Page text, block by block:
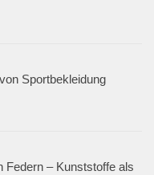
Sportbekleidung
Federn – Kunststoffe als